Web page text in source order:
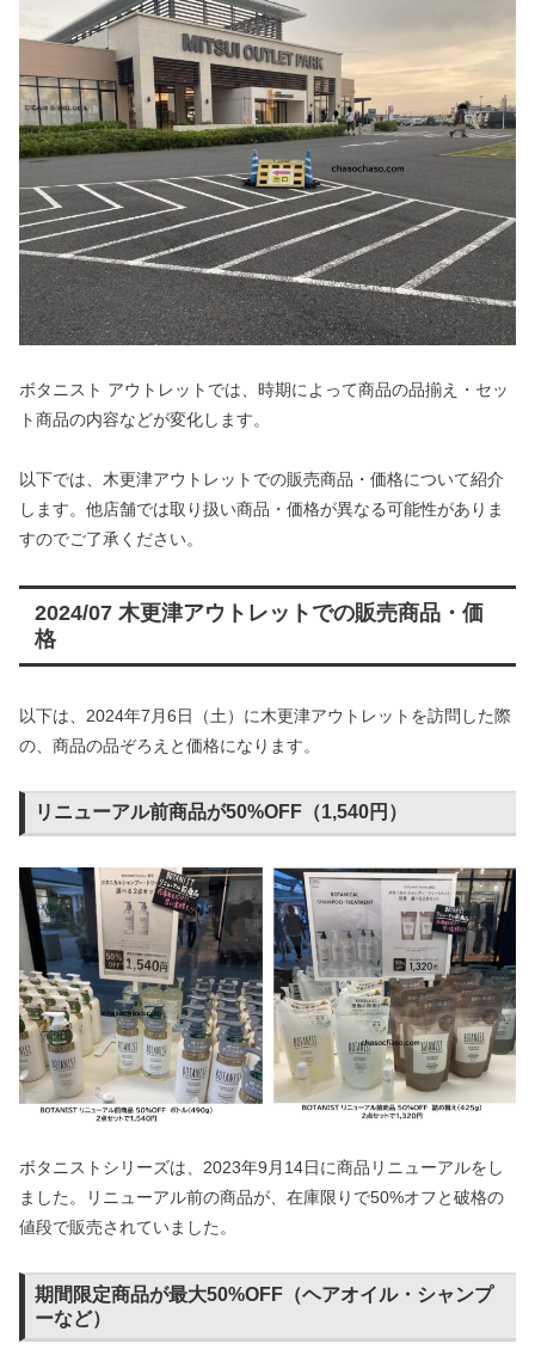
ボタニスト アウトレットでは、時期によって商品の品揃え・セッ
ト商品の内容などが変化します。
以下では、木更津アウトレットでの販売商品・価格について紹介
します。他店舗では取り扱い商品・価格が異なる可能性がありま
すのでご了承ください。
2024/07 木更津アウトレットでの販売商品・価
格
以下は、2024年7月6日（土）に木更津アウトレットを訪問した際
の、商品の品ぞろえと価格になります。
リニューアル前商品が50%OFF（1,540円）
ボタニストシリーズは、2023年9月14日に商品リニューアルをし
ました。リニューアル前の商品が、在庫限りで50%オフと破格の
値段で販売されていました。
期間限定商品が最大50%OFF（ヘアオイル・シャンプ
ーなど）